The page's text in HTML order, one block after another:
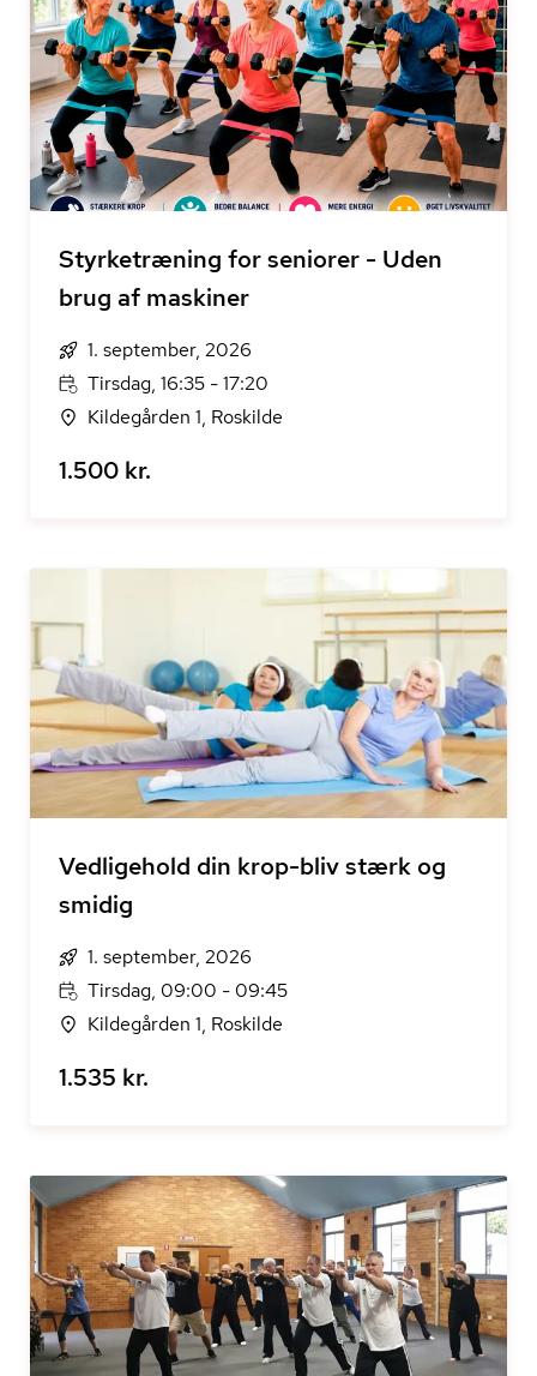
Styrketræning for seniorer - Uden
brug af maskiner
1. september, 2026
Tirsdag, 16:35 - 17:20
Kildegården 1, Roskilde
1.500 kr.
Vedligehold din krop-bliv stærk og
smidig
1. september, 2026
Tirsdag, 09:00 - 09:45
Kildegården 1, Roskilde
1.535 kr.